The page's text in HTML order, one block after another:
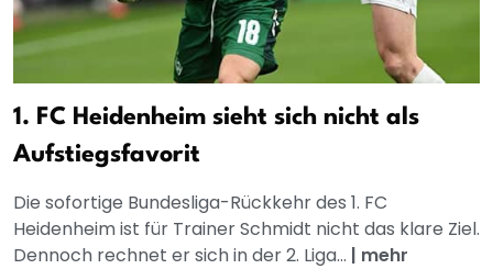
1. FC Heidenheim sieht sich nicht als
Aufstiegsfavorit
Die sofortige Bundesliga-Rückkehr des 1. FC
Heidenheim ist für Trainer Schmidt nicht das klare Ziel.
Dennoch rechnet er sich in der 2. Liga... | mehr